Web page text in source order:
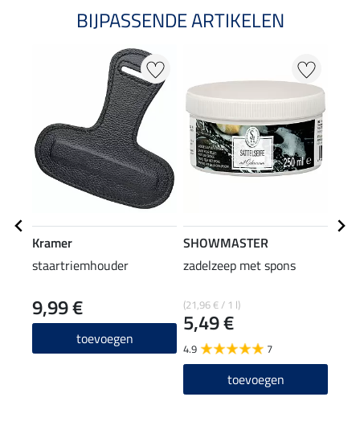
BIJPASSENDE ARTIKELEN
Kramer
staartriemhouder
9,99 €
toevoegen
SHOWMASTER
zadelzeep met spons
(21,96 € / 1 l)
5,49 €
4.9 7
toevoegen